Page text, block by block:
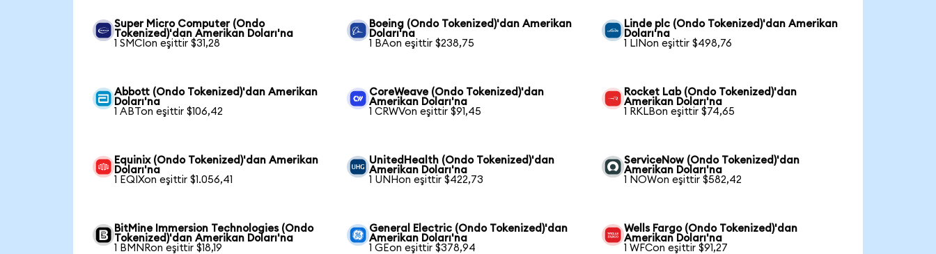
Super Micro Computer (Ondo
Tokenized)'dan Amerikan Doları'na
1 SMCIon eşittir $31,28
Boeing (Ondo Tokenized)'dan Amerikan
Doları'na
1 BAon eşittir $238,75
Linde plc (Ondo Tokenized)'dan Amerikan
Doları'na
1 LINon eşittir $498,76
Abbott (Ondo Tokenized)'dan Amerikan
Doları'na
1 ABTon eşittir $106,42
CoreWeave (Ondo Tokenized)'dan
Amerikan Doları'na
1 CRWVon eşittir $91,45
Rocket Lab (Ondo Tokenized)'dan
Amerikan Doları'na
1 RKLBon eşittir $74,65
Equinix (Ondo Tokenized)'dan Amerikan
Doları'na
1 EQIXon eşittir $1.056,41
UnitedHealth (Ondo Tokenized)'dan
Amerikan Doları'na
1 UNHon eşittir $422,73
ServiceNow (Ondo Tokenized)'dan
Amerikan Doları'na
1 NOWon eşittir $582,42
BitMine Immersion Technologies (Ondo
Tokenized)'dan Amerikan Doları'na
1 BMNRon eşittir $18,19
General Electric (Ondo Tokenized)'dan
Amerikan Doları'na
1 GEon eşittir $378,94
Wells Fargo (Ondo Tokenized)'dan
Amerikan Doları'na
1 WFCon eşittir $91,27